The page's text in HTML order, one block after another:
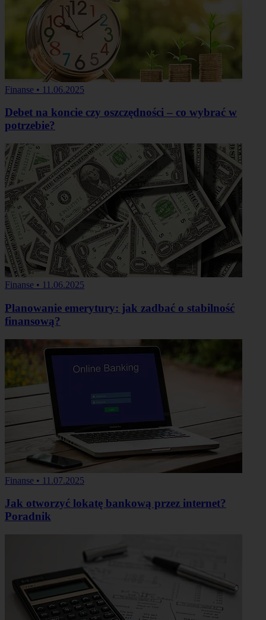
Finanse • 11.06.2025
Debet na koncie czy oszczędności – co wybrać w
potrzebie?
Finanse • 11.06.2025
Planowanie emerytury: jak zadbać o stabilność
finansową?
Finanse • 11.07.2025
Jak otworzyć lokatę bankową przez internet?
Poradnik